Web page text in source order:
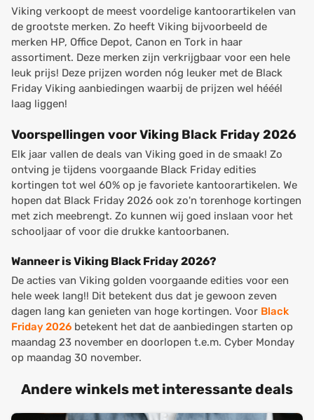
Viking verkoopt de meest voordelige kantoorartikelen van
de grootste merken. Zo heeft Viking bijvoorbeeld de
merken HP, Office Depot, Canon en Tork in haar
assortiment. Deze merken zijn verkrijgbaar voor een hele
leuk prijs! Deze prijzen worden nóg leuker met de Black
Friday Viking aanbiedingen waarbij de prijzen wel hééél
laag liggen!
Voorspellingen voor Viking Black Friday 2026
Elk jaar vallen de deals van Viking goed in de smaak! Zo
ontving je tijdens voorgaande Black Friday edities
kortingen tot wel 60% op je favoriete kantoorartikelen. We
hopen dat Black Friday 2026 ook zo'n torenhoge kortingen
met zich meebrengt. Zo kunnen wij goed inslaan voor het
schooljaar of voor die drukke kantoorbanen.
Wanneer is Viking Black Friday 2026?
De acties van Viking golden voorgaande edities voor een
hele week lang!! Dit betekent dus dat je gewoon zeven
dagen lang kan genieten van hoge kortingen. Voor Black
Friday 2026 betekent het dat de aanbiedingen starten op
maandag 23 november en doorlopen t.e.m. Cyber Monday
op maandag 30 november.
Andere winkels met interessante deals